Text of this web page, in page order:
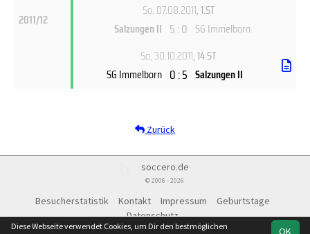
2011/12
So, 07.08.2011, 1.ST
Salzungen II 5 : 0 SG Immelborn
So, 30.10.2011, 14.ST
SG Immelborn 0 : 5 Salzungen II
Zurück
soccero.de
© 2006 - 2026
Besucherstatistik Kontakt Impressum
Geburtstage
Datenschutz
OK
Diese Webseite verwendet Cookies, um Dir den bestmöglichen